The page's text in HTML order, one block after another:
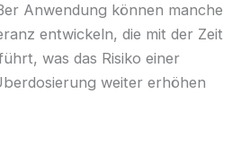
Anwendung können manche
entwickeln, die mit der Zeit
was das Risiko einer
weiter erhöhen